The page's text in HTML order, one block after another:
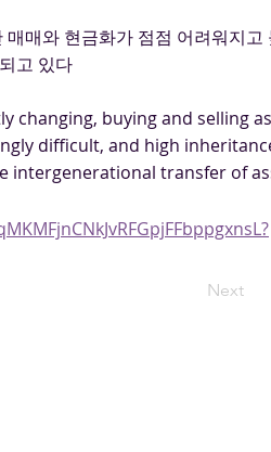
매와 현금화가 점점 어려워지고
고 있다
changing, buying and selling
difficult, and high
intergenerational transfer of
Next